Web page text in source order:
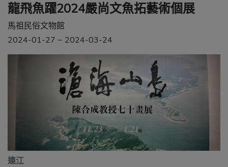
龍飛魚躍2024嚴尚文魚拓藝術個展
馬祖民俗文物館
2024-01-27 ~ 2024-03-24
連江